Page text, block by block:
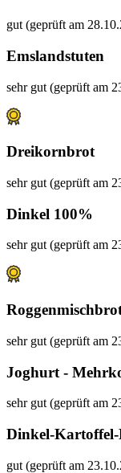
gut (geprüft am
Emslandstuten
sehr gut (geprüft am
Dreikornbrot
sehr gut (geprüft am
Dinkel 100%
sehr gut (geprüft am
sehr gut (geprüft am
Joghurt -
sehr gut (geprüft am
Dinkel-
gut (geprüft am